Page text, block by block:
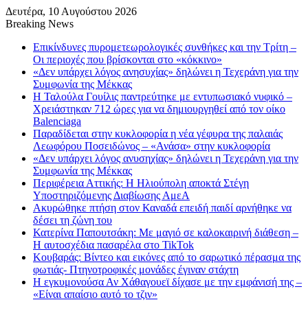
Δευτέρα, 10 Αυγούστου 2026
Breaking News
Επικίνδυνες πυρομετεωρολογικές συνθήκες και την Τρίτη –
Οι περιοχές που βρίσκονται στο «κόκκινο»
«Δεν υπάρχει λόγος ανησυχίας» δηλώνει η Τεχεράνη για την
Συμφωνία της Μέκκας
Η Ταλούλα Γουίλις παντρεύτηκε με εντυπωσιακό νυφικό –
Χρειάστηκαν 712 ώρες για να δημιουργηθεί από τον οίκο
Balenciaga
Παραδίδεται στην κυκλοφορία η νέα γέφυρα της παλαιάς
Λεωφόρου Ποσειδώνος – «Ανάσα» στην κυκλοφορία
«Δεν υπάρχει λόγος ανυσηχίας» δηλώνει η Τεχεράνη για την
Συμφωνία της Μέκκας
Περιφέρεια Αττικής: Η Ηλιούπολη αποκτά Στέγη
Υποστηριζόμενης Διαβίωσης ΑμεΑ
Ακυρώθηκε πτήση στον Καναδά επειδή παιδί αρνήθηκε να
δέσει τη ζώνη του
Κατερίνα Παπουτσάκη: Με μαγιό σε καλοκαιρινή διάθεση –
Η αυτοσχέδια πασαρέλα στο TikTok
Κουβαράς: Βίντεο και εικόνες από το σαρωτικό πέρασμα της
φωτιάς- Πτηνοτροφικές μονάδες έγιναν στάχτη
Η εγκυμονούσα Αν Χάθαγουεϊ δίχασε με την εμφάνισή της –
«Είναι απαίσιο αυτό το τζιν»